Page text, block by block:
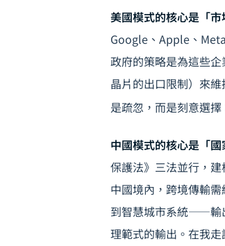
美國模式的核心是「
Google、Apple、
政府的策略是為這些
晶片的出口限制）來
是疏忽，而是刻意選
中國模式的核心是「
保護法》三法並行，
中國境內，跨境傳輸
到智慧城市系統——輸
理範式的輸出。在我